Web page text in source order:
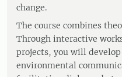
change.
The course combines
Through interactive
projects, you will
environmental